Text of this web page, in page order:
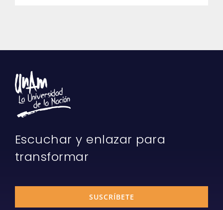
Escuchar y enlazar para
transformar
SUSCRÍBETE